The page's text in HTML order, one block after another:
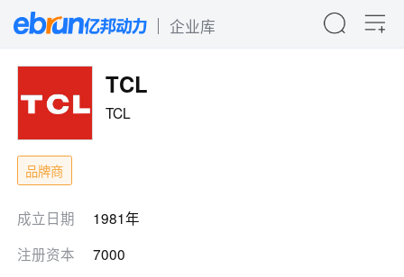
企业库
TCL
TCL
品牌商
成立日期
1981年
注册资本
7000